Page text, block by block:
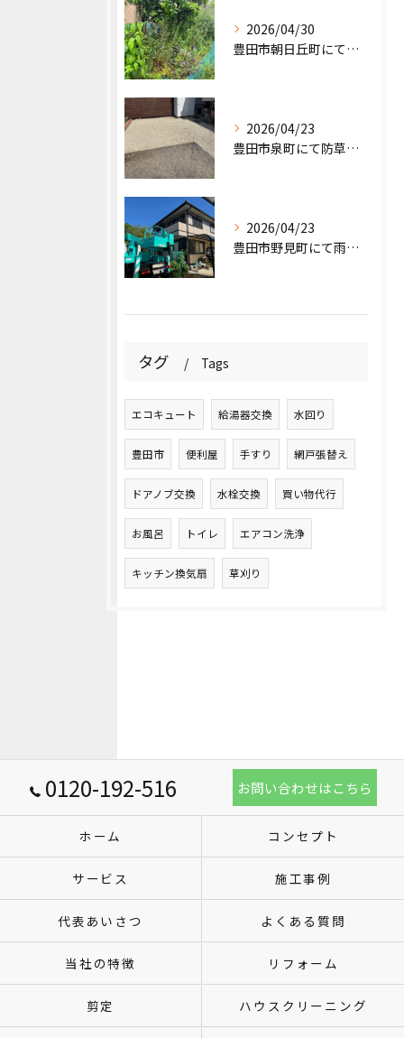
2026/04/30
豊田市朝日丘町にて草刈り、草取りのご依頼🌱
2026/04/23
豊田市泉町にて防草シート張りと波板張り替えのご依頼。
2026/04/23
豊田市野見町にて雨樋清掃のご依頼。
タグ Tags
エコキュート 給湯器交換 水回り
豊田市 便利屋 手すり 網戸張替え
ドアノブ交換 水栓交換 買い物代行
お風呂 トイレ エアコン洗浄
キッチン換気扇 草刈り
0120-192-516 お問い合わせはこちら
ホーム コンセプト
サービス 施工事例
代表あいさつ よくある質問
当社の特徴 リフォーム
剪定 ハウスクリーニング